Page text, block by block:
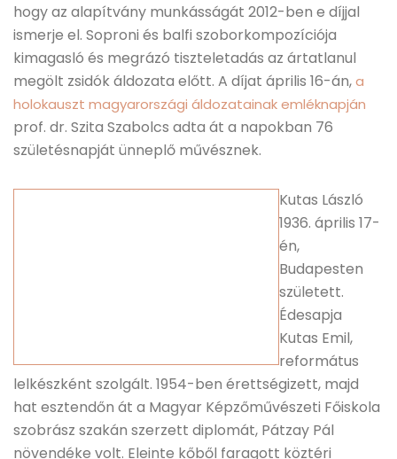
hogy az alapítvány munkásságát 2012-ben e díjjal
ismerje el. Soproni és balfi szoborkompozíciója
kimagasló és megrázó tiszteletadás az ártatlanul
megölt zsidók áldozata előtt. A díjat április 16-án,a
holokauszt magyarországi áldozatainak emléknapján
prof. dr. Szita Szabolcs adta át a napokban 76
születésnapját ünneplő művésznek.
Kutas László
1936. április 17-
én,
Budapesten
született.
Édesapja
Kutas Emil,
református
lelkészként szolgált. 1954-ben érettségizett, majd
hat esztendőn át a Magyar Képzőművészeti Főiskola
szobrász szakán szerzett diplomát, Pátzay Pál
növendéke volt. Eleinte kőből faragott köztéri